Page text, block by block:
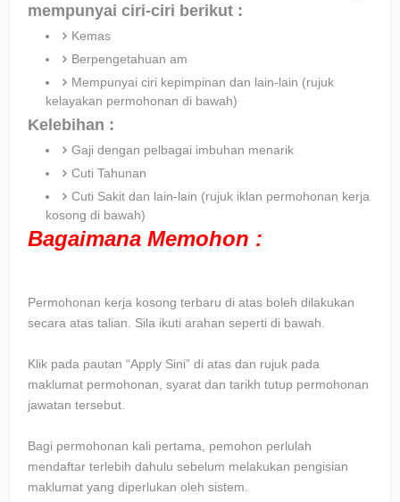
mempunyai ciri-ciri berikut :
Kemas
Berpengetahuan am
Mempunyai ciri kepimpinan dan lain-lain (rujuk
kelayakan permohonan di bawah)
Kelebihan :
Gaji dengan pelbagai imbuhan menarik
Cuti Tahunan
Cuti Sakit dan lain-lain (rujuk iklan permohonan kerja
kosong di bawah)
Bagaimana Memohon :
Permohonan kerja kosong terbaru di atas boleh dilakukan
secara atas talian. Sila ikuti arahan seperti di bawah.
Klik pada pautan “Apply Sini” di atas dan rujuk pada
maklumat permohonan, syarat dan tarikh tutup permohonan
jawatan tersebut.
Bagi permohonan kali pertama, pemohon perlulah
mendaftar terlebih dahulu sebelum melakukan pengisian
maklumat yang diperlukan oleh sistem.